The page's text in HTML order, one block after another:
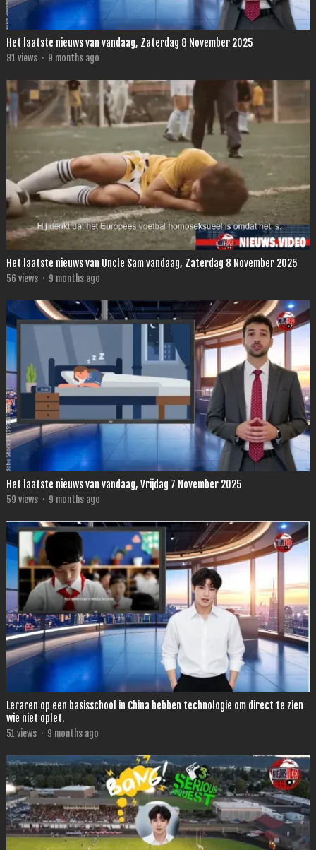
Het laatste nieuws van vandaag, Zaterdag 8 November 2025
81 views · 9 months ago
Het laatste nieuws van Uncle Sam vandaag, Zaterdag 8 November 2025
56 views · 9 months ago
Het laatste nieuws van vandaag, Vrijdag 7 November 2025
59 views · 9 months ago
Leraren op een basisschool in China hebben technologie om direct te zien
wie niet oplet.
51 views · 9 months ago